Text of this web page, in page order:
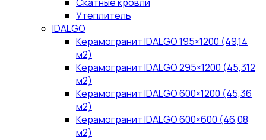
Утеплитель
IDALGO
Керамогранит IDALGO 195×1200 (49,14
м2)
Керамогранит IDALGO 295×1200 (45,312
м2)
Керамогранит IDALGO 600×1200 (45,36
м2)
Керамогранит IDALGO 600×600 (46,08
м2)